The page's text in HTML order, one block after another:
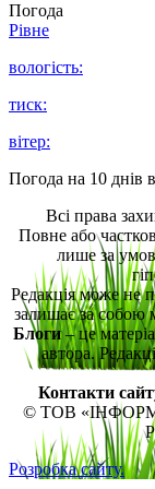
Погода
Рівне
вологість:
тиск:
вітер:
Погода на 10 днів
Всі права
Повне або
лише за
Редакція може не
залишає за собою
Блоги– це
автора.
Контакти
© ТОВ
Розробка сайту.